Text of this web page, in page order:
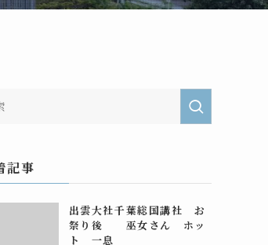
記事
出雲大社千葉総国講社 お
祭り後 巫女さん ホッ
ト 一息